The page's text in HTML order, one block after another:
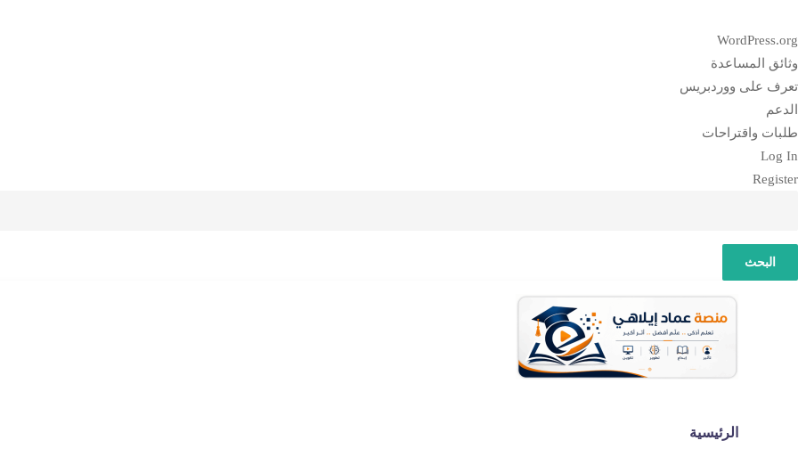
نبذة
عن
ووردبريس
WordPress.org
وثائق المساعدة
تعرف على ووردبريس
الدعم
طلبات واقتراحات
Log In
Register
البحث
الرئيسية